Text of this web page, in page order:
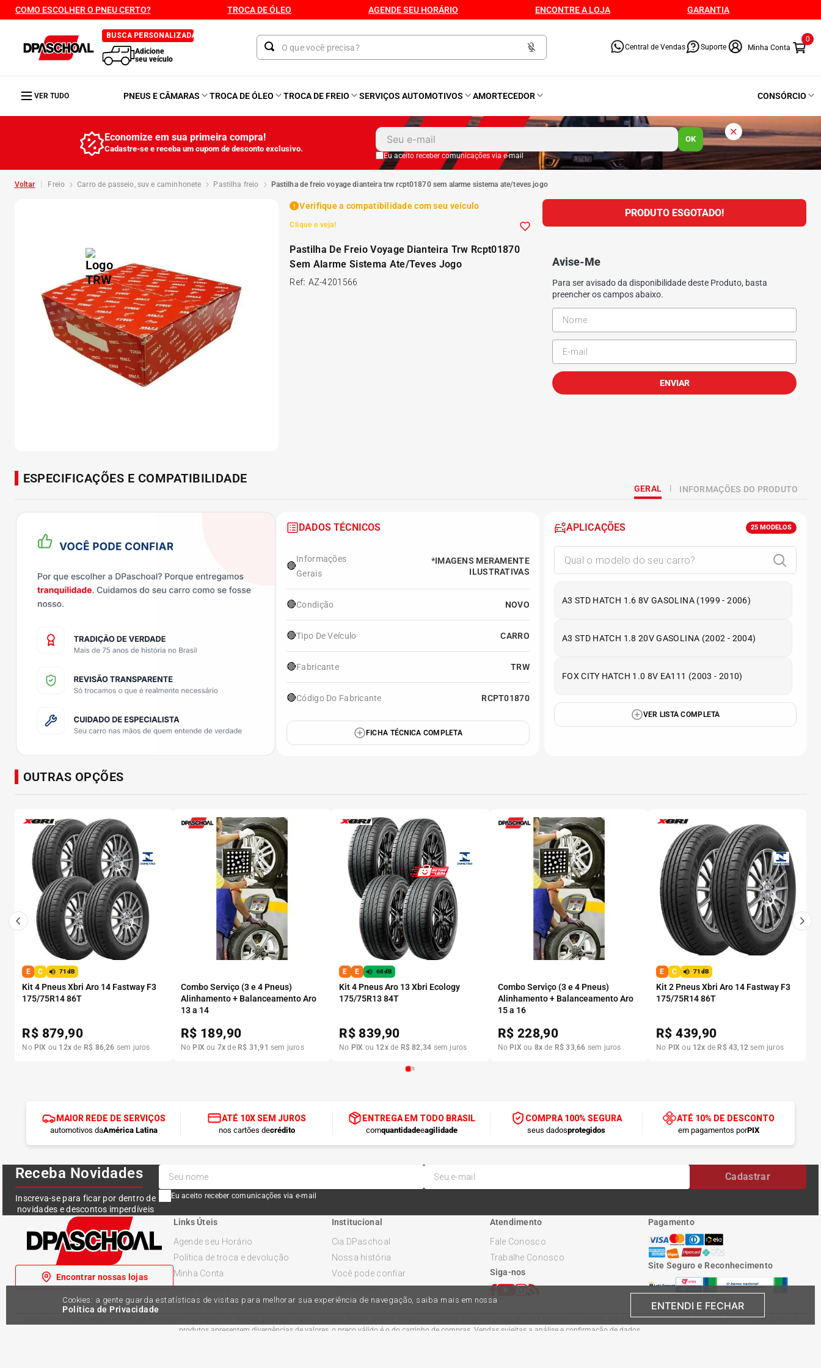
COMO ESCOLHER O PNEU CERTO? TROCA DE ÓLEO AGENDE SEU HORÁRIO ENCONTRE A LOJA GARANTIA
BUSCA PERSONALIZADA
Adicione
seu veículo
Central de Vendas Suporte
0
VER TUDO PNEUS E CÂMARAS TROCA DE ÓLEO TROCA DE FREIO SERVIÇOS AUTOMOTIVOS AMORTECEDOR CONSÓRCIO
Cookies: a gente guarda estatísticas de visitas para melhorar sua experiência de navegação, saiba mais em nossa
Política de Privacidade ENTENDI E FECHAR
Economize em sua primeira compra!
Cadastre-se e receba um cupom de desconto exclusivo.
OK
Eu aceito receber comunicações via e-mail
freio carro de passeio, suv e caminhonete pastilha freio pastilha de freio voyage dianteira trw rcpt01870 sem alarme sistema ate/teves jogo
Verifique a compatibilidade com seu veículo
Clique e veja!
Pastilha De Freio Voyage Dianteira Trw Rcpt01870
Sem Alarme Sistema Ate/Teves Jogo
Ref: AZ-4201566
PRODUTO ESGOTADO!
Avise-Me
Para ser avisado da disponibilidade deste Produto, basta
preencher os campos abaixo.
ENVIAR
ESPECIFICAÇÕES E COMPATIBILIDADE
GERAL INFORMAÇÕES DO PRODUTO
DADOS TÉCNICOS
🔴
Informações
Gerais
*IMAGENS MERAMENTE
ILUSTRATIVAS
🔴Condição NOVO
🔴Tipo De Veículo CARRO
🔴Fabricante TRW
🔴Código Do Fabricante RCPT01870
FICHA TÉCNICA COMPLETA
APLICAÇÕES 25 MODELOS
A3 STD HATCH 1.6 8V GASOLINA (1999 - 2006)
A3 STD HATCH 1.8 20V GASOLINA (2002 - 2004)
FOX CITY HATCH 1.0 8V EA111 (2003 - 2010)
VER LISTA COMPLETA
OUTRAS OPÇÕES
E C 71dB
Kit 4 Pneus Xbri Aro 14 Fastway F3
175/75R14 86T
R$ 879,90
No PIX ou 12x de R$ 86,26 sem juros
Combo Serviço (3 e 4 Pneus)
Alinhamento + Balanceamento Aro
13 a 14
R$ 189,90
No PIX ou 7x de R$ 31 ,91 sem juros
E E 68dB
Kit 4 Pneus Aro 13 Xbri Ecology
175/75R13 84T
R$ 839,90
No PIX ou 12xde R$ 82 34 sem juros
Combo Serviço (3 e 4 Pneus)
Alinhamento + Balanceamento Aro
15 a 16
R$ 228,90
No PIX ou 8x de R$ 33 ,66 sem juros
E C 71dB
Kit 2 Pneus Xbri Aro 14 Fastway F3
175/75R14 86T
R$439,90
No PIX ou 12x de R$ 43 12 sem juros
MAIOR REDE DE SERVIÇOS
automotivos daAmérica Latina
ATÉ 10X SEM JUROS
nos cartões decrédito
ENTREGA EM TODO BRASIL
comquantidadeeagilidade
COMPRA 100% SEGURA
seus dadosprotegidos
ATÉ 10% DE DESCONTO
em pagamentos porPIX
Receba Novidades
Inscreva-se para ficar por dentro de
novidades e descontos imperdíveis
Cadastrar
Eu aceito receber comunicações via e-mail
Encontrar nossas lojas
Links Úteis
Agende seu Horário
Política de troca e devolução
Minha Conta
Política de Privacidade
Institucional
Cia DPaschoal
Nossa história
Você pode confiar
Atendimento
Fale Conosco
Trabalhe Conosco
Siga-nos
Pagamento
Site Seguro e Reconhecimento
Preços e condições de pagamento exclusivos para compras via internet, podendo variar nas lojas físicas. Ofertas válidas na compra de até 10 peças de cada produto por cliente, até o término dos nossos estoques para internet. Caso os
produtos apresentem divergências de valores, o preço válido é o do carrinho de compras. Vendas sujeitas a análise e confirmação de dados.
1º Kit 4 Pneu
2º Kit Pneu
3º Bproauto
175 65r14
Kit 4 Pneu Xbri Aro 13